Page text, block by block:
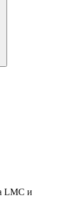
LMC и